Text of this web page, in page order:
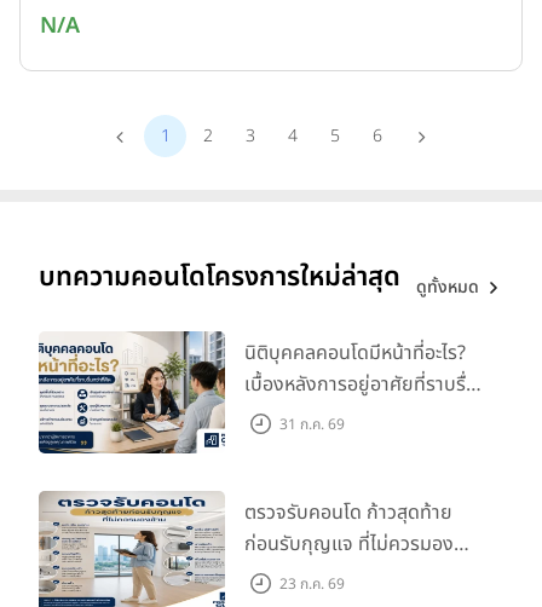
N/A
1 2 3 4 5 6
บทความคอนโดโครงการใหม่ล่าสุด ดูทั้งหมด
นิติบุคคลคอนโดมีหน้าที่อะไร?
เบื้องหลังการอยู่อาศัยที่ราบรื่น
กว่าที่คิด31 ก.ค. 69
ตรวจรับคอนโด ก้าวสุดท้าย
ก่อนรับกุญแจ ที่ไม่ควรมอง
ข้าม 23 ก.ค. 69